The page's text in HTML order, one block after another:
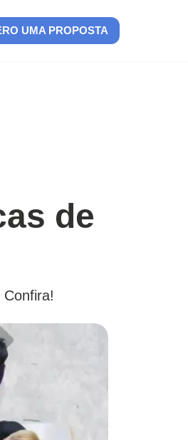
UMA PROPOSTA
de